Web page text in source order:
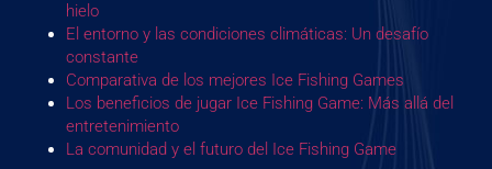
hielo
El entorno y las condiciones climáticas: Un desafío
constante
Comparativa de los mejores Ice Fishing Games
Los beneficios de jugar Ice Fishing Game: Más allá del
entretenimiento
La comunidad y el futuro del Ice Fishing Game